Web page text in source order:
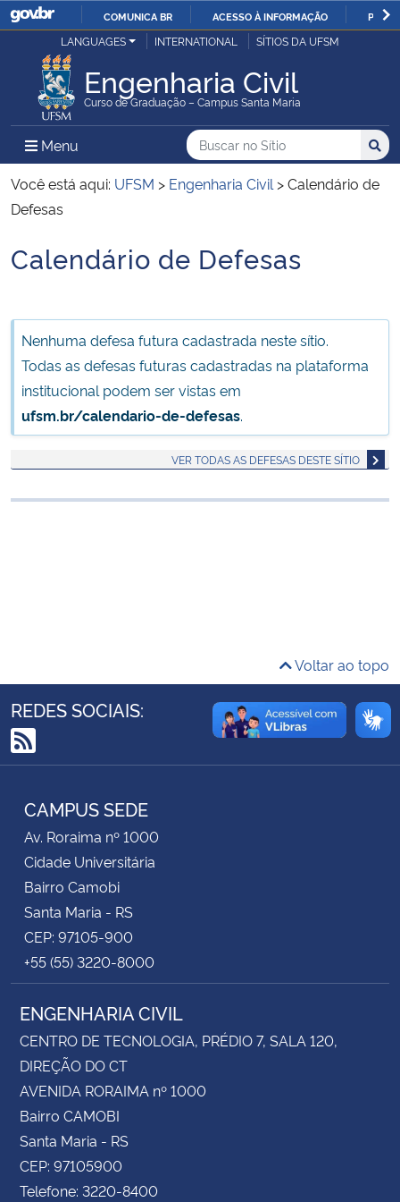
IR
O
COMUNICA BR ACESSO À INFORMAÇÃO
Ministério da Justiça e Segurança Pública
Ministério da Defesa
Ministério das Relações Exteriores
Ministério da Infraestrutura
Ministério da Agricultura, Pecuária e Abastecimento
Ministério da Educação
Ministério da Cidadania
Controladoria-Geral da União
Secretaria-Geral
Secretaria de Governo
Gabinete de Segurança Institucional
Advocacia-Geral da União
LANGUAGES INTERNATIONAL SÍTIOS DA UFSM
Engenharia Civil
Curso de Graduação – Campus Santa Maria
Menu Menu Principal do Sítio
Busca
Buscar no no Sítio
Busca:
Você está aqui: UFSM > Engenharia Civil >Calendário de
Defesas
Início do conteúdo
Calendário de Defesas
Nenhuma defesa futura cadastrada neste sítio.
Todas as defesas futuras cadastradas na plataforma
institucional podem ser vistas em
ufsm.br/calendario-de-defesas.
VER TODAS AS DEFESAS DESTE SÍTIO
Voltar ao topo
REDES SOCIAIS:
RSS
CAMPUS SEDE
Av. Roraima nº 1000
Cidade Universitária
Bairro Camobi
Santa Maria - RS
CEP: 97105-900
+55 (55) 3220-8000
ENGENHARIA CIVIL
CENTRO DE TECNOLOGIA, PRÉDIO 7, SALA 120,
DIREÇÃO DO CT
AVENIDA RORAIMA nº 1000
Bairro CAMOBI
Santa Maria - RS
CEP: 97105900
Telefone: 3220-8400